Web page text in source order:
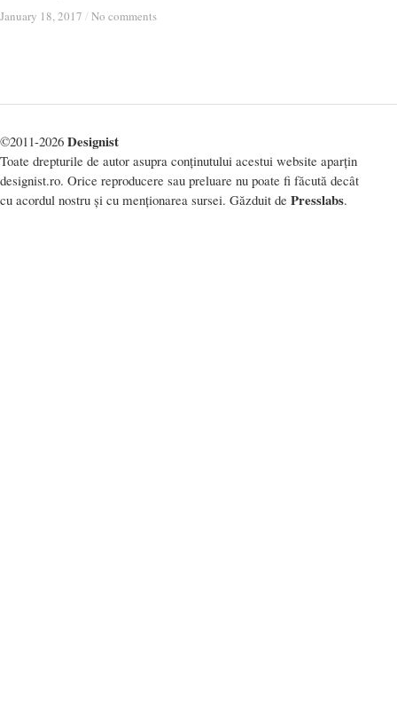
January 18, 2017 / No comments
January 18, 2017 / No comments
©2011-2026 Designist
Toate drepturile de autor asupra conținutului acestui website aparțin
designist.ro. Orice reproducere sau preluare nu poate fi făcută decât
cu acordul nostru și cu menționarea sursei. Găzduit de Presslabs.